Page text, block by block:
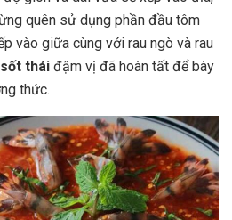
quên sử dụng phần đầu tôm
vào giữa cùng với rau ngò và rau
thái đậm vị đã hoàn tất để bày
thức.